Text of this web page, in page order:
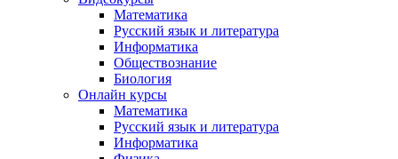
Математика
Русский язык и литература
Информатика
Обществознание
Биология
Онлайн курсы
Математика
Русский язык и литература
Информатика